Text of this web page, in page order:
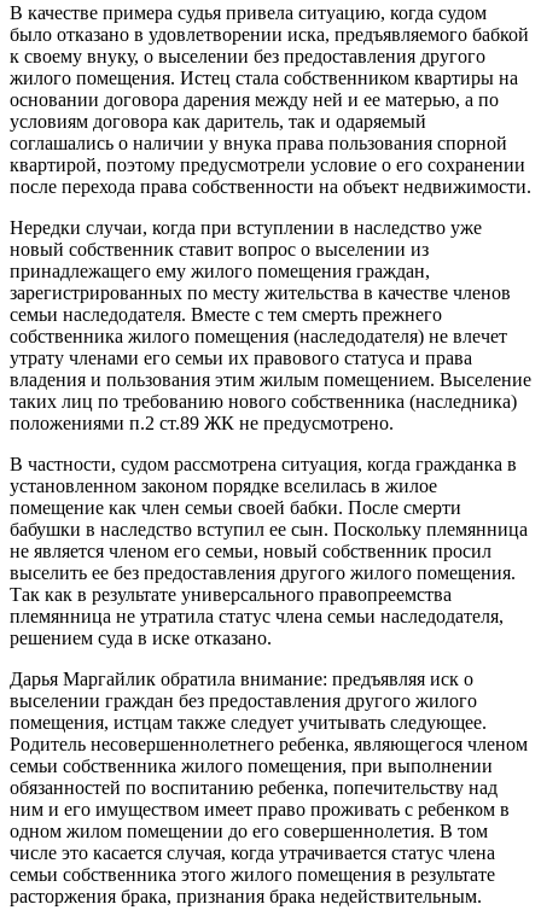
В качестве примера судья привела ситуацию, когда судом
было отказано в удовлетворении иска, предъявляемого бабкой
к своему внуку, о выселении без предоставления другого
жилого помещения. Истец стала собственником квартиры на
основании договора дарения между ней и ее матерью, а по
условиям договора как даритель, так и одаряемый
соглашались о наличии у внука права пользования спорной
квартирой, поэтому предусмотрели условие о его сохранении
после перехода права собственности на объект недвижимости.
Нередки случаи, когда при вступлении в наследство уже
новый собственник ставит вопрос о выселении из
принадлежащего ему жилого помещения граждан,
зарегистрированных по месту жительства в качестве членов
семьи наследодателя. Вместе с тем смерть прежнего
собственника жилого помещения (наследодателя) не влечет
утрату членами его семьи их правового статуса и права
владения и пользования этим жилым помещением. Выселение
таких лиц по требованию нового собственника (наследника)
положениями п.2 ст.89 ЖК не предусмотрено.
В частности, судом рассмотрена ситуация, когда гражданка в
установленном законом порядке вселилась в жилое
помещение как член семьи своей бабки. После смерти
бабушки в наследство вступил ее сын. Поскольку племянница
не является членом его семьи, новый собственник просил
выселить ее без предоставления другого жилого помещения.
Так как в результате универсального правопреемства
племянница не утратила статус члена семьи наследодателя,
решением суда в иске отказано.
Дарья Маргайлик обратила внимание: предъявляя иск о
выселении граждан без предоставления другого жилого
помещения, истцам также следует учитывать следующее.
Родитель несовершеннолетнего ребенка, являющегося членом
семьи собственника жилого помещения, при выполнении
обязанностей по воспитанию ребенка, попечительству над
ним и его имуществом имеет право проживать с ребенком в
одном жилом помещении до его совершеннолетия. В том
числе это касается случая, когда утрачивается статус члена
семьи собственника этого жилого помещения в результате
расторжения брака, признания брака недействительным.